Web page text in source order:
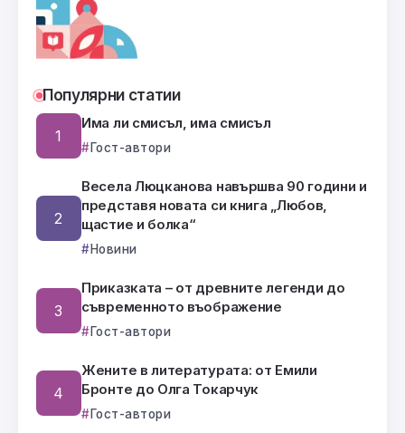
Популярни статии
Има ли смисъл, има смисъл
Гост-автори
Весела Люцканова навършва 90 години и
представя новата си книга „Любов,
щастие и болка“
Новини
Приказката – от древните легенди до
съвременното въображение
Гост-автори
Жените в литературата: от Емили
Бронте до Олга Токарчук
Гост-автори